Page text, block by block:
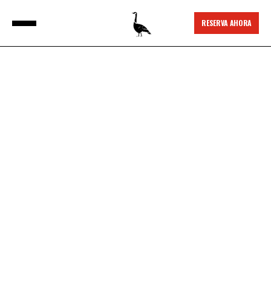
RESERVA AHORA